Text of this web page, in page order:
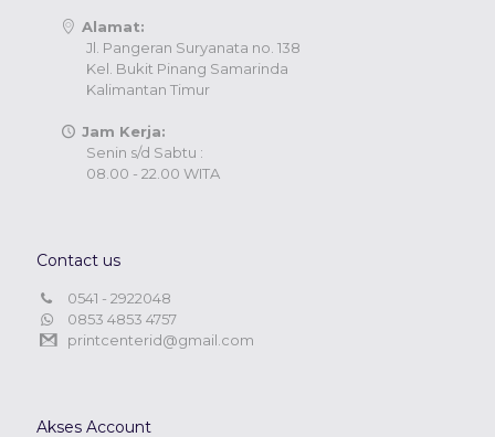
Alamat:
Jl. Pangeran Suryanata no. 138
Kel. Bukit Pinang Samarinda
Kalimantan Timur
Jam Kerja:
Senin s/d Sabtu :
08.00 - 22.00 WITA
Contact us
0541 - 2922048
0853 4853 4757
printcenterid@gmail.com
Akses Account